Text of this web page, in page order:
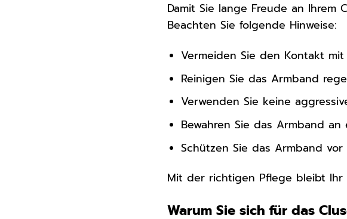
Damit Sie lange Freude an
Beachten Sie folgende Hinweise:
Vermeiden Sie den Kontakt
Reinigen Sie das Armband
Verwenden Sie keine
Bewahren Sie das Armband
Schützen Sie das Armband
Mit der richtigen Pflege bleibt Ihr
Warum Sie sich für das